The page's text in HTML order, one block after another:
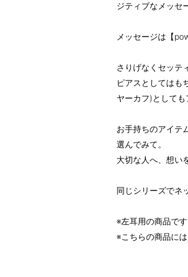
ジティブなメッセ
メッセージは【
さりげなくセッテ
ピアスとしてはも
ヤーカフ)としても
お手持ちのアイテ
選んでみて。
大切な人へ、想い
同じシリーズでネ
※左耳用の商品で
※こちらの商品に